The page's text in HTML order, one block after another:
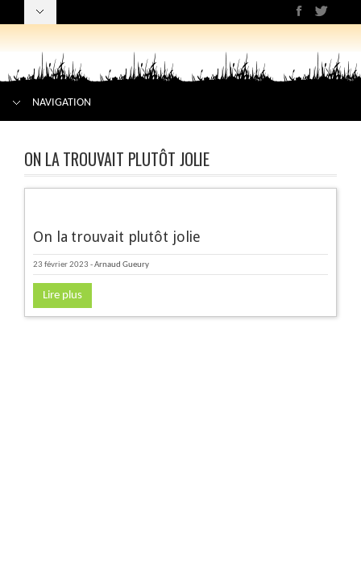
NAVIGATION
ON LA TROUVAIT PLUTÔT JOLIE
On la trouvait plutôt jolie
23 février 2023 -Arnaud Gueury
Lire plus